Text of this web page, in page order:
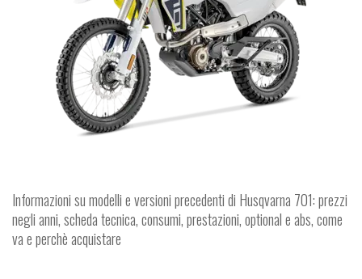
Informazioni su modelli e versioni precedenti di Husqvarna 701: prezzi
negli anni, scheda tecnica, consumi, prestazioni, optional e abs, come
va e perchè acquistare